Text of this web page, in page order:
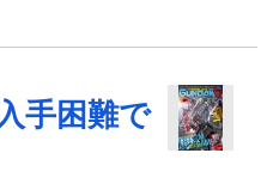
手困難で